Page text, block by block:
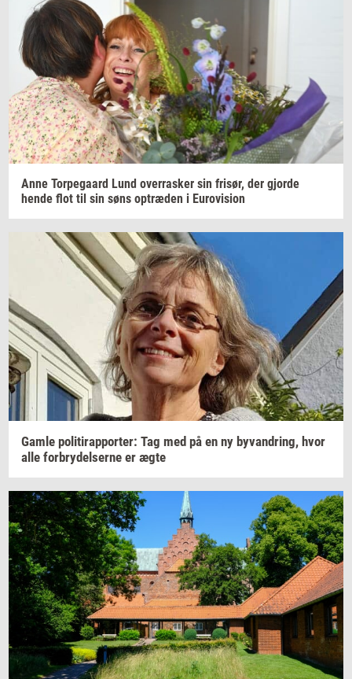
Anne Tor­pe­gaard Lund over­ra­sker sin fri­sør, der gjor­de
hende flot til sin søns op­træ­den i Eu­ro­vi­sion
Gamle po­li­tirap­por­ter: Tag med på en ny byvan­dring, hvor
alle for­bry­del­ser­ne er ægte